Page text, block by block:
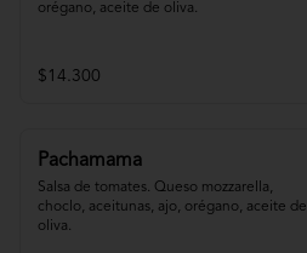
orégano, aceite de oliva.
$14.300
Pachamama
Salsa de tomates. Queso mozzarella,
choclo, aceitunas, ajo, orégano, aceite de
oliva.